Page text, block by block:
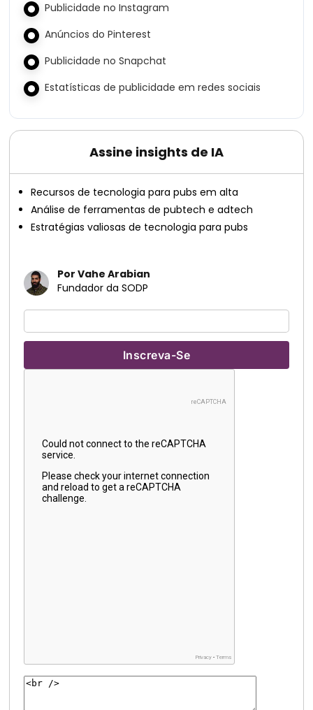
Publicidade no Instagram
Anúncios do Pinterest
Publicidade no Snapchat
Estatísticas de publicidade em redes sociais
Assine insights de IA
Recursos de tecnologia para pubs em alta
Análise de ferramentas de pubtech e adtech
Estratégias valiosas de tecnologia para pubs
Por Vahe Arabian
Fundador da SODP